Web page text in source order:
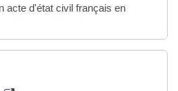
acte d'état civil français en